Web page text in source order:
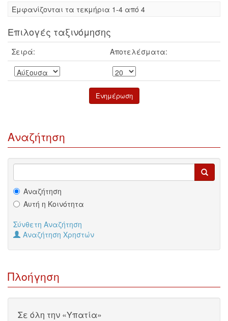
Eμφανίζονται τα τεκμήρια 1-4 από 4
Επιλογές ταξινόμησης
Σειρά: Αποτελέσματα:
Αναζήτηση
Αναζήτηση
Αυτή η Κοινότητα
Σύνθετη Αναζήτηση
Αναζήτηση Χρηστών
Πλοήγηση
Σε όλη την «Υπατία»